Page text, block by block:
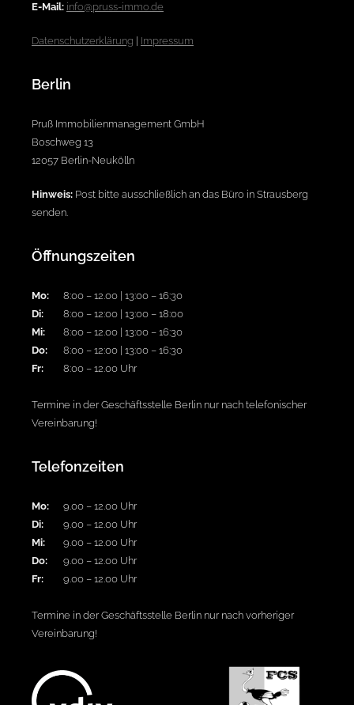
E-Mail: info@pruss-immo.de
Datenschutzerklärung Impressum
Berlin
Pruß Immobilienmanagement GmbH
Boschweg 13
12057 Berlin-Neukölln
Hinweis: Post bitte ausschließlich an das Büro in Strausberg
senden.
Öffnungszeiten
Mo:
8:00 – 12.00 | 13:00 – 16:30
Di:
8:00 – 12:00 | 13:00 – 18:00
Mi:
8:00 – 12.00 | 13:00 – 16:30
Do:
8:00 – 12:00 | 13:00 – 16:30
Fr:
8:00 – 12.00 Uhr
Termine in der Geschäftsstelle Berlin nur nach telefonischer
Vereinbarung!
Telefonzeiten
Mo:
9.00 – 12.00 Uhr
Di:
9.00 – 12.00 Uhr
Mi:
9.00 – 12.00 Uhr
Do:
9.00 – 12.00 Uhr
Fr:
9.00 – 12.00 Uhr
Termine in der Geschäftsstelle Berlin nur nach vorheriger
Vereinbarung!